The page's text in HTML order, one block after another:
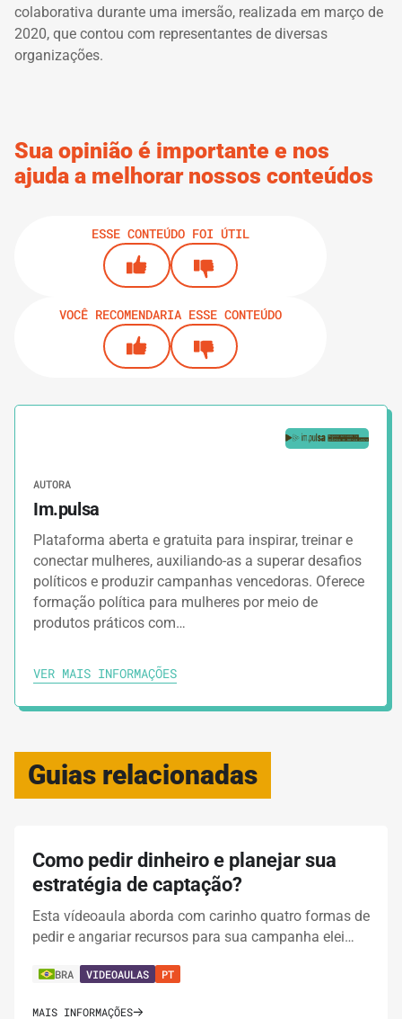
colaborativa durante uma imersão, realizada em março de
2020, que contou com representantes de diversas
organizações.
Sua opinião é importante e nos
ajuda a melhorar nossos conteúdos
ESSE CONTEÚDO FOI ÚTIL
VOCÊ RECOMENDARIA ESSE CONTEÚDO
AUTORA
Im.pulsa
Plataforma aberta e gratuita para inspirar, treinar e
conectar mulheres, auxiliando-as a superar desafios
políticos e produzir campanhas vencedoras. Oferece
formação política para mulheres por meio de
produtos práticos com…
VER MAIS INFORMAÇÕES
Guias relacionadas
Como pedir dinheiro e planejar sua
estratégia de captação?
Esta vídeoaula aborda com carinho quatro formas de
pedir e angariar recursos para sua campanha elei…
BRA VIDEOAULAS PT
MAIS INFORMAÇÕES